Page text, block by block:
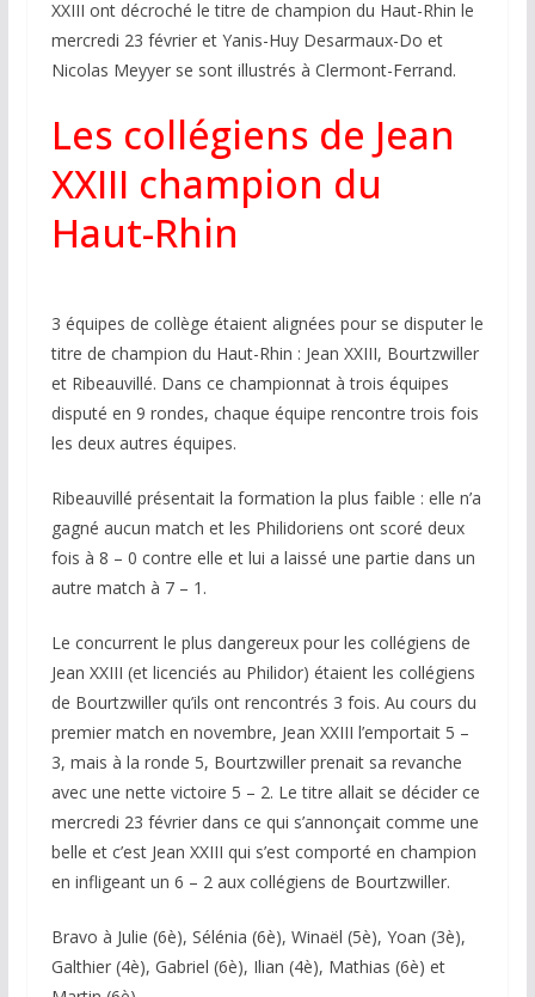
XXIII ont décroché le titre de champion du Haut-Rhin le
mercredi 23 février et Yanis-Huy Desarmaux-Do et
Nicolas Meyyer se sont illustrés à Clermont-Ferrand.
Les collégiens de Jean
XXIII champion du
Haut-Rhin
3 équipes de collège étaient alignées pour se disputer le
titre de champion du Haut-Rhin : Jean XXIII, Bourtzwiller
et Ribeauvillé. Dans ce championnat à trois équipes
disputé en 9 rondes, chaque équipe rencontre trois fois
les deux autres équipes.
Ribeauvillé présentait la formation la plus faible : elle n’a
gagné aucun match et les Philidoriens ont scoré deux
fois à 8 – 0 contre elle et lui a laissé une partie dans un
autre match à 7 – 1.
Le concurrent le plus dangereux pour les collégiens de
Jean XXIII (et licenciés au Philidor) étaient les collégiens
de Bourtzwiller qu’ils ont rencontrés 3 fois. Au cours du
premier match en novembre, Jean XXIII l’emportait 5 –
3, mais à la ronde 5, Bourtzwiller prenait sa revanche
avec une nette victoire 5 – 2. Le titre allait se décider ce
mercredi 23 février dans ce qui s’annonçait comme une
belle et c’est Jean XXIII qui s’est comporté en champion
en infligeant un 6 – 2 aux collégiens de Bourtzwiller.
Bravo à Julie (6è), Sélénia (6è), Winaël (5è), Yoan (3è),
Galthier (4è), Gabriel (6è), Ilian (4è), Mathias (6è) et